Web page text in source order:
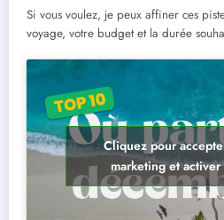
Si vous voulez, je peux affiner ces
voyage, votre budget et la durée
Cliquez pour
marketing et